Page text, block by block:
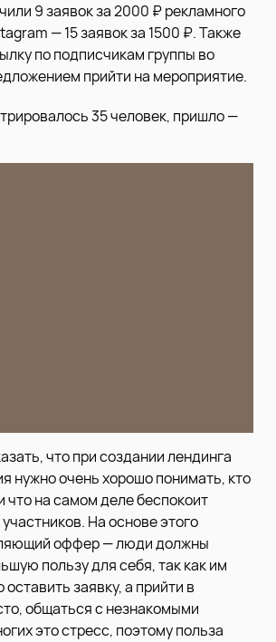
9 заявок за 2000 ₽ рекламного
— 15 заявок за 1500 ₽. Также
по подписчикам группы во
прийти на мероприятие.
35 человек, пришло —
что при создании лендинга
нужно очень хорошо понимать, кто
что на самом деле беспокоит
На основе этого
оффер — люди должны
пользу для себя, так как им
заявку, а прийти в
общаться с незнакомыми
это стресс, поэтому польза